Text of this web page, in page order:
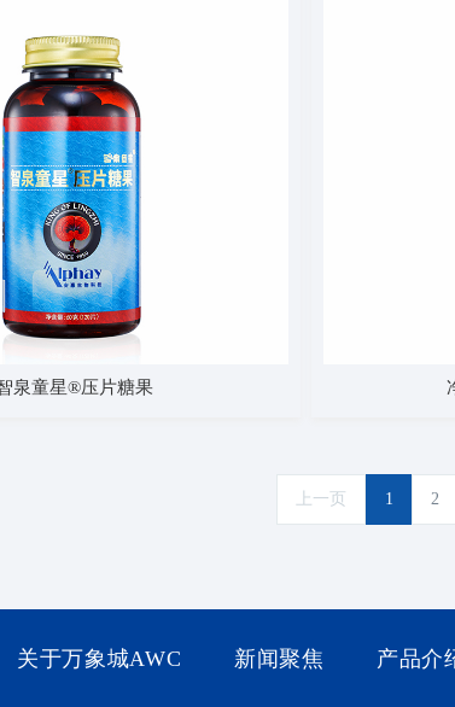
泉童星®压片糖果
上一页 1 2
关于万象城AWC 新闻聚焦 产品介